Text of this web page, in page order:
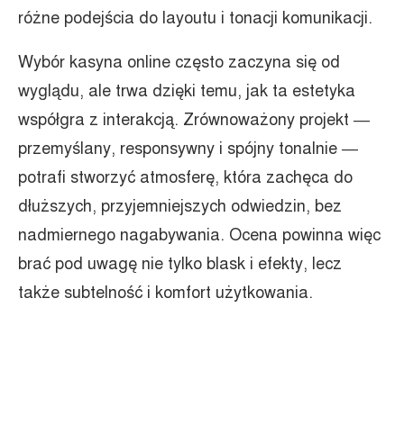
różne podejścia do layoutu i tonacji komunikacji.
Wybór kasyna online często zaczyna się od
wyglądu, ale trwa dzięki temu, jak ta estetyka
współgra z interakcją. Zrównoważony projekt —
przemyślany, responsywny i spójny tonalnie —
potrafi stworzyć atmosferę, która zachęca do
dłuższych, przyjemniejszych odwiedzin, bez
nadmiernego nagabywania. Ocena powinna więc
brać pod uwagę nie tylko blask i efekty, lecz
także subtelność i komfort użytkowania.